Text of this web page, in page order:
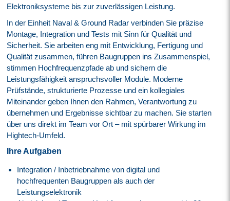
Elektroniksysteme bis zur zuverlässigen Leistung.
In der Einheit Naval & Ground Radar verbinden Sie präzise
Montage, Integration und Tests mit Sinn für Qualität und
Sicherheit. Sie arbeiten eng mit Entwicklung, Fertigung und
Qualität zusammen, führen Baugruppen ins Zusammenspiel,
stimmen Hochfrequenzpfade ab und sichern die
Leistungsfähigkeit anspruchsvoller Module. Moderne
Prüfstände, strukturierte Prozesse und ein kollegiales
Miteinander geben Ihnen den Rahmen, Verantwortung zu
übernehmen und Ergebnisse sichtbar zu machen. Sie starten
über uns direkt im Team vor Ort – mit spürbarer Wirkung im
Hightech-Umfeld.
Ihre Aufgaben
Integration / Inbetriebnahme von digital und
hochfrequenten Baugruppen als auch der
Leistungselektronik